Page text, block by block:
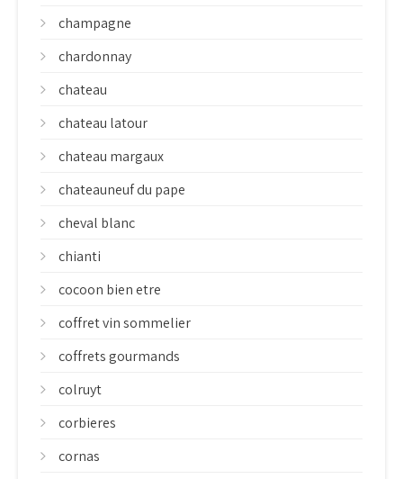
champagne
chardonnay
chateau
chateau latour
chateau margaux
chateauneuf du pape
cheval blanc
chianti
cocoon bien etre
coffret vin sommelier
coffrets gourmands
colruyt
corbieres
cornas